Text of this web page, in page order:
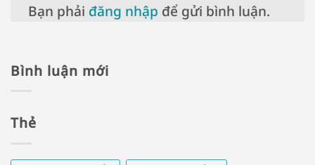
Bạn phải đăng nhập để gửi bình luận.
Bình luận mới
Thẻ